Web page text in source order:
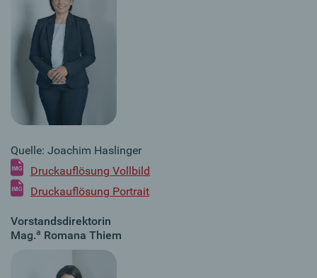
Quelle: Joachim Haslinger
Druckauflösung Vollbild
Druckauflösung Portrait
Vorstandsdirektorin
Mag.a Romana Thiem